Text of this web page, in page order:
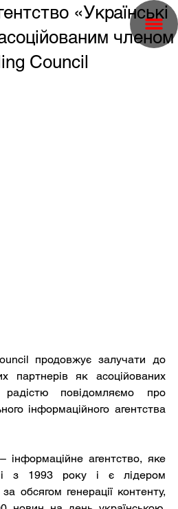
«Українські
членом
Council
продовжує залучати до
партнерів як асоційованих
повідомляємо про
інформаційного агентства
інформаційне агентство, яке
з 1993 року і є лідером
обсягом генерації контенту,